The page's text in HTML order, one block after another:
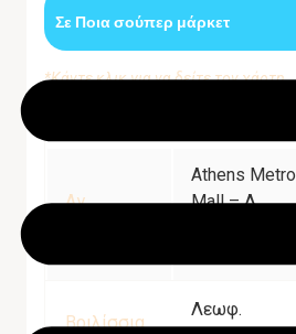
Σε Ποια σούπερ μάρκετ
*Κάντε κλικ για να δείτε τον χάρτη
Αγ.
Athens Metro
Mall – Λ.
Βριλίσσια
Λεωφ.